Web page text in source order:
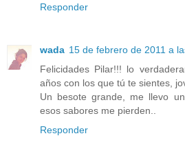
Responder
wada 15 de febrero de 2011 a
Felicidades Pilar!!! lo
años con los que tú te sientes,
Un besote grande, me llevo
esos sabores me pierden..
Responder